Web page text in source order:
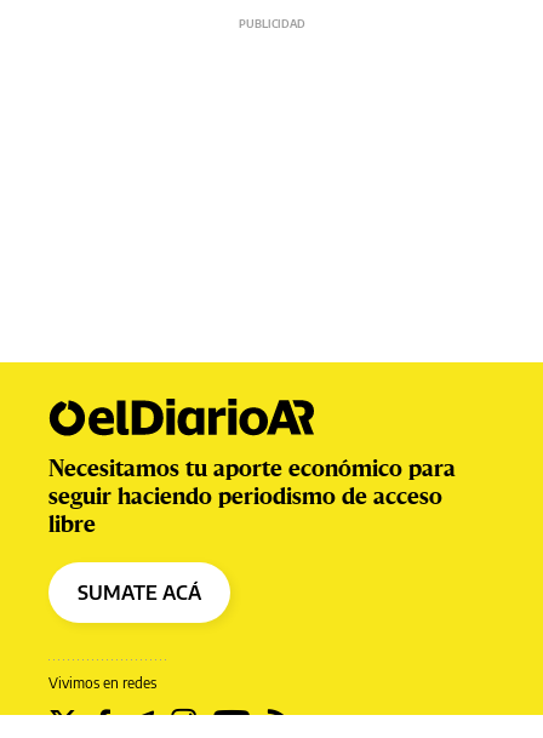
Vivimos en redes
Necesitamos tu aporte económico para
seguir haciendo periodismo de acceso
libre
SUMATE ACÁ